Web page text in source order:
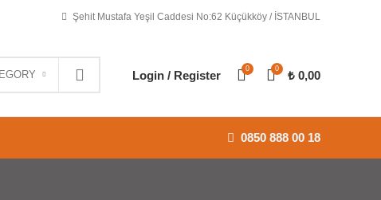
Şehit Mustafa Yeşil Caddesi No:62 Küçükköy / İSTANBUL
Login / Register 0 0 ₺ 0,00
0850 888 00 18